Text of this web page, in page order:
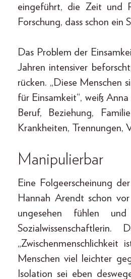
eingeführt, die Zeit und
Forschung, dass schon
Das Problem der
Jahren intensiver
rücken. „Diese Menschen
für Einsamkeit“, weiß
Beruf, Beziehung,
Krankheiten, Trennungen,
Manipulierbar
Eine Folgeerscheinung
Hannah Arendt schon
ungesehen fühlen
Menschen viel leichter
Isolation sei eben